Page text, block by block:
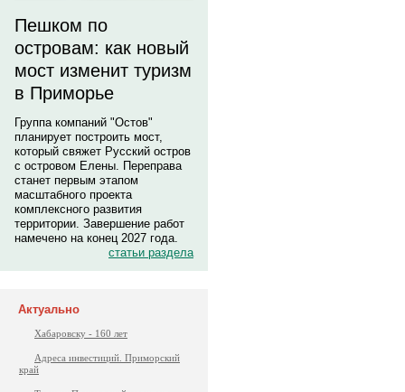
Пешком по
островам: как новый
мост изменит туризм
в Приморье
Группа компаний "Остов"
планирует построить мост,
который свяжет Русский остров
с островом Елены. Переправа
станет первым этапом
масштабного проекта
комплексного развития
территории. Завершение работ
намечено на конец 2027 года.
статьи раздела
Актуально
Хабаровску - 160 лет
Адреса инвестиций. Приморский
край